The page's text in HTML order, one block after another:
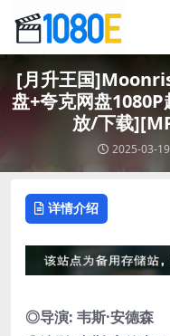
[月升王国
盘+夸克网盘
放/下载
2025-03-19
详情介绍
◎导演: 韦斯·安德森